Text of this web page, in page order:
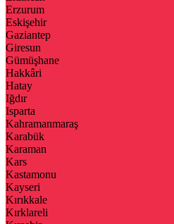
Erzurum
Eskişehir
Gaziantep
Giresun
Gümüşhane
Hakkâri
Hatay
Iğdır
Isparta
Kahramanmaraş
Karabük
Karaman
Kars
Kastamonu
Kayseri
Kırıkkale
Kırklareli